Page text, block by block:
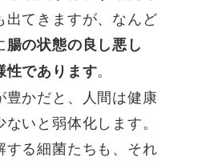
出てきますが、なんど
腸の状態の良し悪し
性であります。
かだと、人間は健康
いと弱体化します。
する細菌たちも、それ